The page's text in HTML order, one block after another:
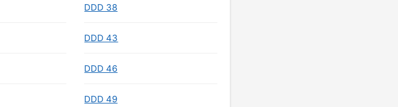
DDD 38
DDD 43
DDD 46
DDD 49